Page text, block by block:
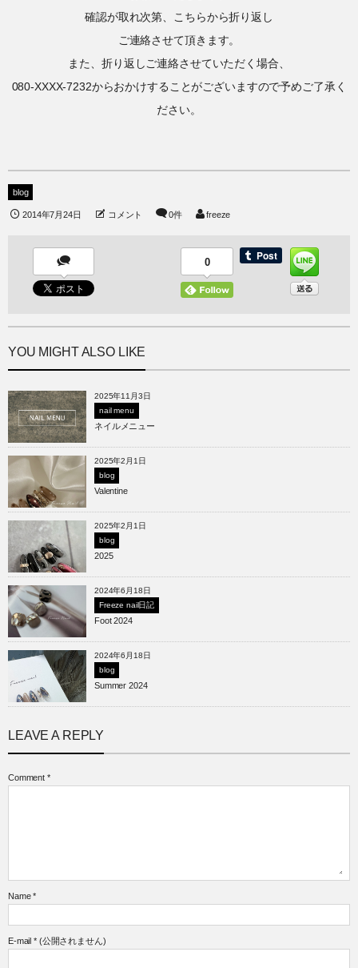
確認が取れ次第、こちらから折り返し
ご連絡させて頂きます。
また、折り返しご連絡させていただく場合、
080-XXXX-7232からおかけすることがございますので予めご了承く
ださい。
blog
2014年7月24日 コメント 0件 freeze
0
YOU MIGHT ALSO LIKE
2025年11月3日
nail menu
ネイルメニュー
2025年2月1日
blog
Valentine
2025年2月1日
blog
2025
2024年6月18日
Freeze nail日記
Foot 2024
2024年6月18日
blog
Summer 2024
LEAVE A REPLY
Comment *
Name *
E-mail *(公開されません)